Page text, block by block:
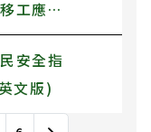
工應開
提撥勞
安全指
文版)